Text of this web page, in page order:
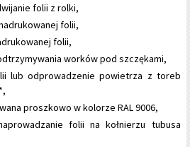
folii z rolki,
folii,
folii,
worków pod szczękami,
lub odprowadzenie powietrza z toreb
proszkowo w kolorze RAL 9006,
folii na kołnierzu tubusa